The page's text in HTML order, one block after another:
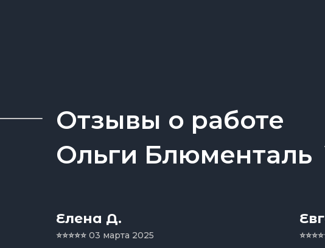
Отзывы о работе
Ольги Блюменталь
Елена Д.
⭐️⭐️⭐️⭐️⭐️ 03 марта 2025